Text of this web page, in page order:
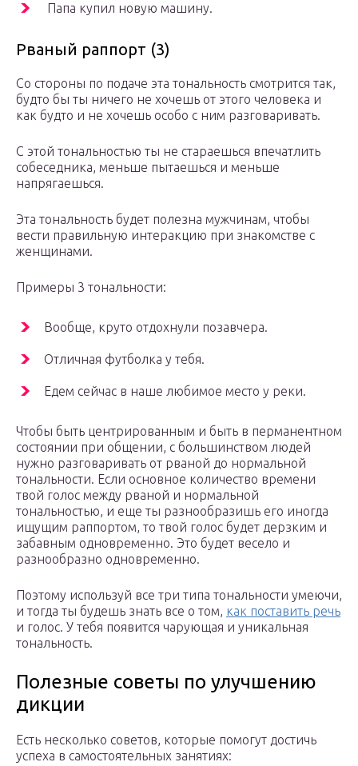
Папа купил новую машину.
Рваный раппорт (3)
Со стороны по подаче эта тональность смотрится так,
будто бы ты ничего не хочешь от этого человека и
как будто и не хочешь особо с ним разговаривать.
С этой тональностью ты не стараешься впечатлить
собеседника, меньше пытаешься и меньше
напрягаешься.
Эта тональность будет полезна мужчинам, чтобы
вести правильную интеракцию при знакомстве с
женщинами.
Примеры 3 тональности:
Вообще, круто отдохнули позавчера.
Отличная футболка у тебя.
Едем сейчас в наше любимое место у реки.
Чтобы быть центрированным и быть в перманентном
состоянии при общении, с большинством людей
нужно разговаривать от рваной до нормальной
тональности. Если основное количество времени
твой голос между рваной и нормальной
тональностью, и еще ты разнообразишь его иногда
ищущим раппортом, то твой голос будет дерзким и
забавным одновременно. Это будет весело и
разнообразно одновременно.
Поэтому используй все три типа тональности умеючи,
и тогда ты будешь знать все о том, как поставить речь
и голос. У тебя появится чарующая и уникальная
тональность.
Полезные советы по улучшению
дикции
Есть несколько советов, которые помогут достичь
успеха в самостоятельных занятиях: